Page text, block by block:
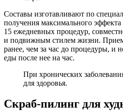
Составы изготавливают по
получения максимального
15 ежедневных процедур,
и подвижным стилем жизни.
ранее, чем за час до процедуры, и
еды после нее на час.
При хронических
для здоровья.
Скраб-пилинг для